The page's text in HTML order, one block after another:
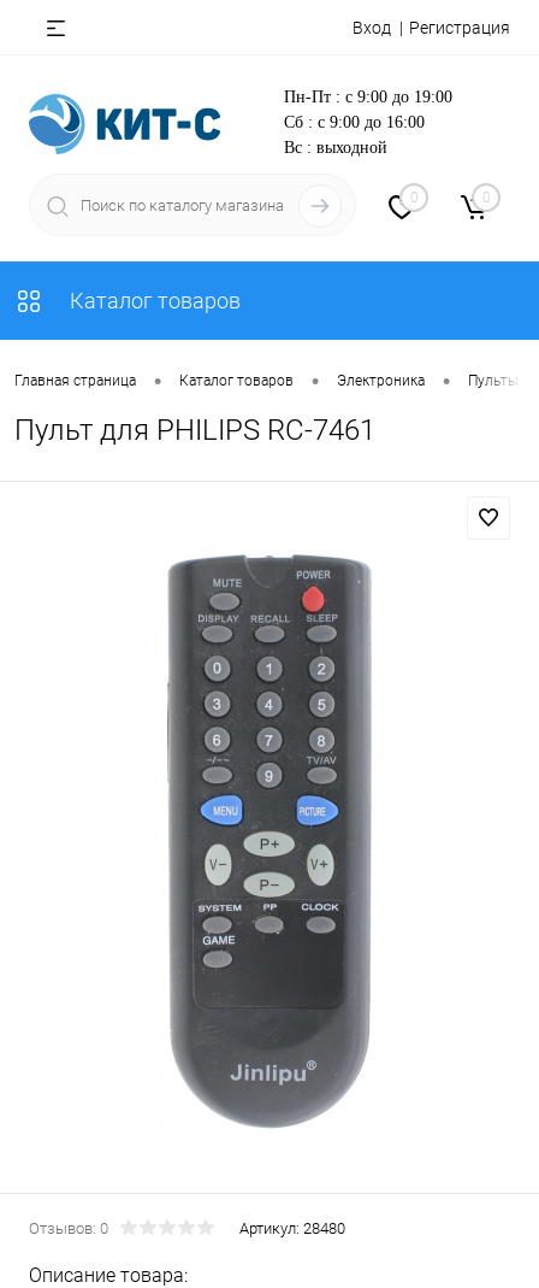
Вход Регистрация
Пн-Пт : с 9:00 до 19:00
Сб : с 9:00 до 16:00
Вс : выходной
0 0
Каталог товаров
Главная страница • Каталог товаров • Электроника • Пульты
Пульт для PHILIPS RC-7461
Отзывов: 0 Артикул: 28480
Описание товара: